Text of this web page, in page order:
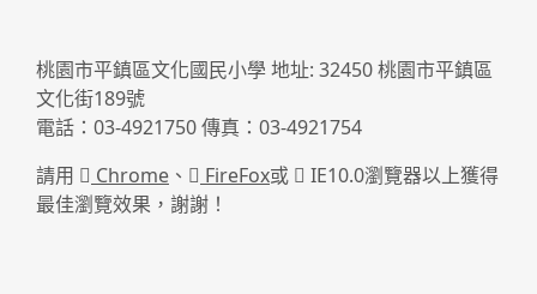
桃園市平鎮區文化國民小學 地址: 32450 桃園市平鎮區
文化街189號
電話：03-4921750 傳真：03-4921754
請用
Chrome 、 FireFox或
IE10.0瀏覽器以上獲得
最佳瀏覽效果，謝謝！